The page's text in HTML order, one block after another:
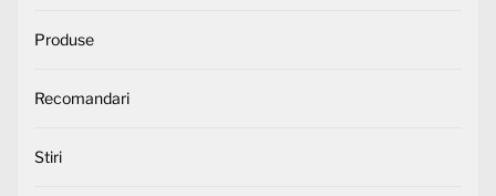
Produse
Recomandari
Stiri